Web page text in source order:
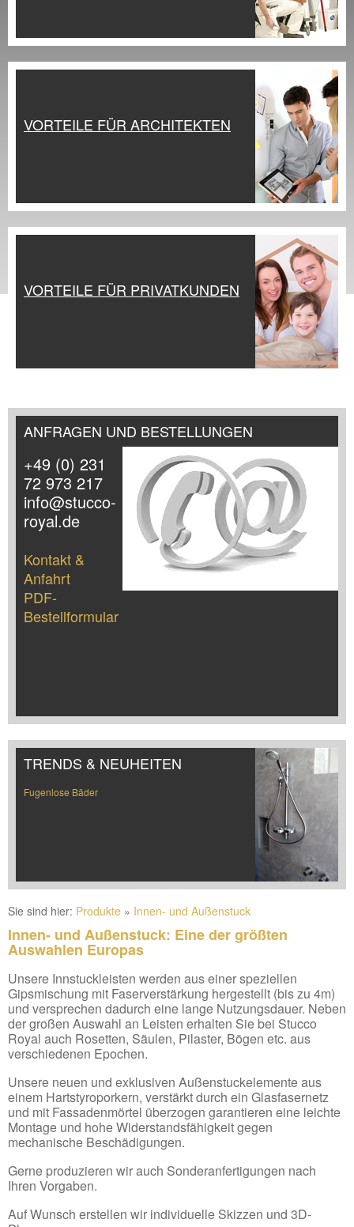
VORTEILE FÜR ARCHITEKTEN
VORTEILE FÜR PRIVATKUNDEN
ANFRAGEN UND BESTELLUNGEN
+49 (0) 231
72 973 217
info@stucco-
royal.de
Kontakt &
Anfahrt
PDF-
Bestellformular
TRENDS & NEUHEITEN
Fugenlose Bäder
Sie sind hier: Produkte » Innen- und Außenstuck
Innen- und Außenstuck: Eine der größten
Auswahlen Europas
Unsere Innstuckleisten werden aus einer speziellen
Gipsmischung mit Faserverstärkung hergestellt (bis zu 4m)
und versprechen dadurch eine lange Nutzungsdauer. Neben
der großen Auswahl an Leisten erhalten Sie bei Stucco
Royal auch Rosetten, Säulen, Pilaster, Bögen etc. aus
verschiedenen Epochen.
Unsere neuen und exklusiven Außenstuckelemente aus
einem Hartstyroporkern, verstärkt durch ein Glasfasernetz
und mit Fassadenmörtel überzogen garantieren eine leichte
Montage und hohe Widerstandsfähigkeit gegen
mechanische Beschädigungen.
Gerne produzieren wir auch Sonderanfertigungen nach
Ihren Vorgaben.
Auf Wunsch erstellen wir individuelle Skizzen und 3D-